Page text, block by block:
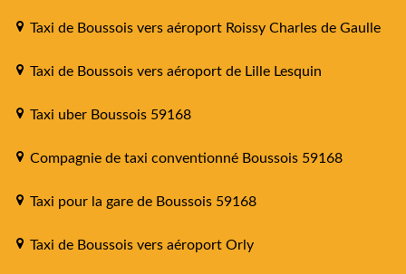
Taxi de Boussois vers aéroport Roissy Charles de Gaulle
Taxi de Boussois vers aéroport de Lille Lesquin
Taxi uber Boussois 59168
Compagnie de taxi conventionné Boussois 59168
Taxi pour la gare de Boussois 59168
Taxi de Boussois vers aéroport Orly